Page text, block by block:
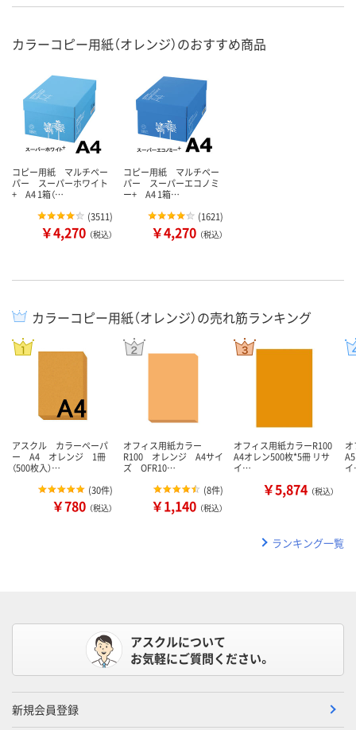
カラーコピー用紙（オレンジ）のおすすめ商品
コピー用紙 マルチペー
パー スーパーホワイト
+ A4 1箱（…
(3511)
￥4,270 （税込）
コピー用紙 マルチペー
パー スーパーエコノミ
ー+ A4 1箱…
(1621)
￥4,270 （税込）
カラーコピー用紙（オレンジ）の売れ筋ランキング
アスクル カラーペーパ
ー A4 オレンジ 1冊
（500枚入）…
(30件)
￥780 （税込）
オフィス用紙カラー
R100 オレンジ A4サイ
ズ OFR10…
(8件)
￥1,140 （税込）
オフィス用紙カラーR100
A4オレン500枚*5冊 リサ
イ…
￥5,874 （税込）
ランキング一覧
アスクルについて
お気軽にご質問ください。
新規会員登録